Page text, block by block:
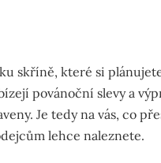
skříně, které si
povánoční slevy a
Je tedy na vás, co
lehce naleznete.